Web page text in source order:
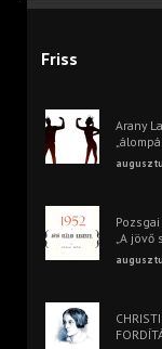
Friss
Arany
„A jövő